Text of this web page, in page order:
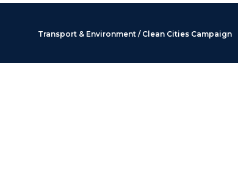
Transport & Environment / Clean Cities Campaign